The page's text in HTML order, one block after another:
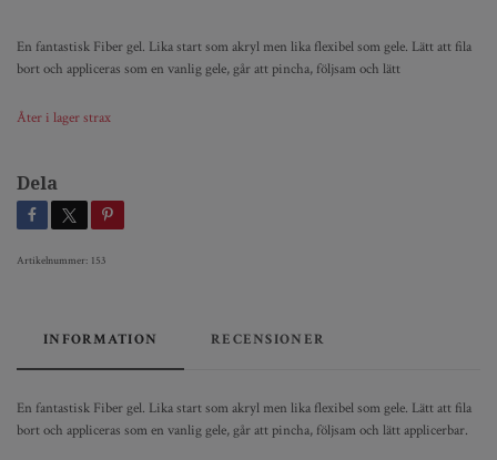
En fantastisk Fiber gel. Lika start som akryl men lika flexibel som gele. Lätt att fila
bort och appliceras som en vanlig gele, går att pincha, följsam och lätt
Åter i lager strax
Dela
Artikelnummer: 153
INFORMATION RECENSIONER
En fantastisk Fiber gel. Lika start som akryl men lika flexibel som gele. Lätt att fila
bort och appliceras som en vanlig gele, går att pincha, följsam och lätt applicerbar.